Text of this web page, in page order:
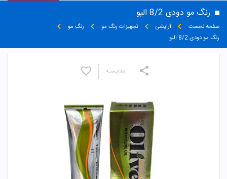
رنگ مو دودی 8/2 الیو
صفحه نخست آرایشی تجهیزات رنگ مو
رنگ مو
رنگ مو دودی 8/2 الیو
مقایسـه